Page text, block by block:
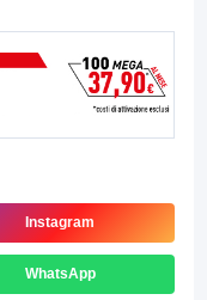
Instagram
WhatsApp